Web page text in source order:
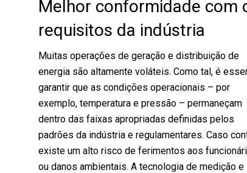
Melhor conformidade com
requisitos da indústria
Muitas operações de geração e distribuição de
energia são altamente voláteis. Como tal, é
garantir que as condições operacionais – por
exemplo, temperatura e pressão – permaneçam
dentro das faixas apropriadas definidas pelos
padrões da indústria e regulamentares. Caso
existe um alto risco de ferimentos aos
ou danos ambientais. A tecnologia de medição e